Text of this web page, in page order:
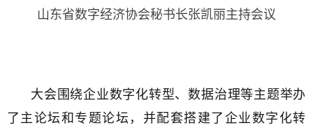
山东省数字经济协会秘书长张凯丽主持会议
大会围绕企业数字化转型、数据治理等主题举办
了主论坛和专题论坛，并配套搭建了企业数字化转